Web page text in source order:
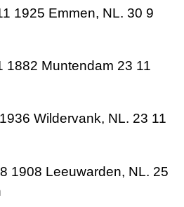
1925 Emmen, NL. 30 9
1882 Muntendam 23 11
Wildervank, NL. 23 11
1908 Leeuwarden, NL. 25